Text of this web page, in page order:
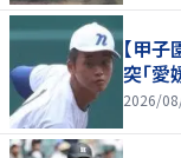
【甲
突「
2026/